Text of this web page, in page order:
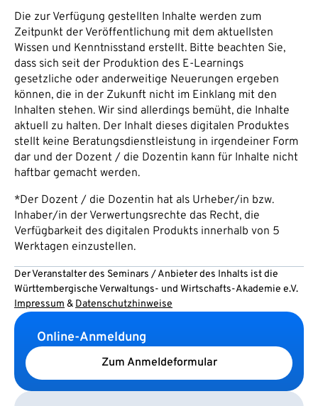
Die zur Verfügung gestellten Inhalte werden zum
Zeitpunkt der Veröffentlichung mit dem aktuellsten
Wissen und Kenntnisstand erstellt. Bitte beachten Sie,
dass sich seit der Produktion des E-Learnings
gesetzliche oder anderweitige Neuerungen ergeben
können, die in der Zukunft nicht im Einklang mit den
Inhalten stehen. Wir sind allerdings bemüht, die Inhalte
aktuell zu halten. Der Inhalt dieses digitalen Produktes
stellt keine Beratungsdienstleistung in irgendeiner Form
dar und der Dozent / die Dozentin kann für Inhalte nicht
haftbar gemacht werden.
*Der Dozent / die Dozentin hat als Urheber/in bzw.
Inhaber/in der Verwertungsrechte das Recht, die
Verfügbarkeit des digitalen Produkts innerhalb von 5
Werktagen einzustellen.
Der Veranstalter des Seminars / Anbieter des Inhalts ist die
Württembergische Verwaltungs- und Wirtschafts-Akademie e.V.
Impressum & Datenschutzhinweise
Online-Anmeldung
Zum Anmeldeformular